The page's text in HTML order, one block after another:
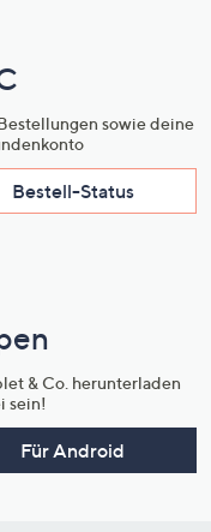
sowie deine
Bestell-Status
& Co. herunterladen
sein!
Für Android